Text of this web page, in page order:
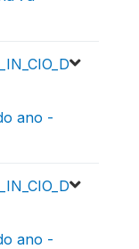
ano -
ano -